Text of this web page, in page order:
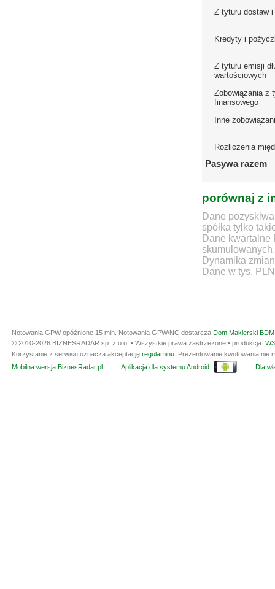
Z tytułu dostaw i
Kredyty i
Z tytułu emisji
wartościowych
Zobowiązania z
finansowego
Inne
Rozliczenia
Pasywa razem
porównaj z
Dane
spółka tylko
Dane
skumulowanych.
Dynamika
Dane w tys. PLN
Notowania GPW opóźnione 15 min. Notowania GPW/NC dostarcza Dom Maklerski
© 2010-2026 BIZNESRADAR sp. z o.o. • Wszystkie prawa zastrzeżone • produkcja:
Korzystanie z serwisu oznacza akceptację regulaminu . Prezentowanie kwotowania
Mobilna wersja BiznesRadar.pl
Aplikacja dla systemu Android Dla